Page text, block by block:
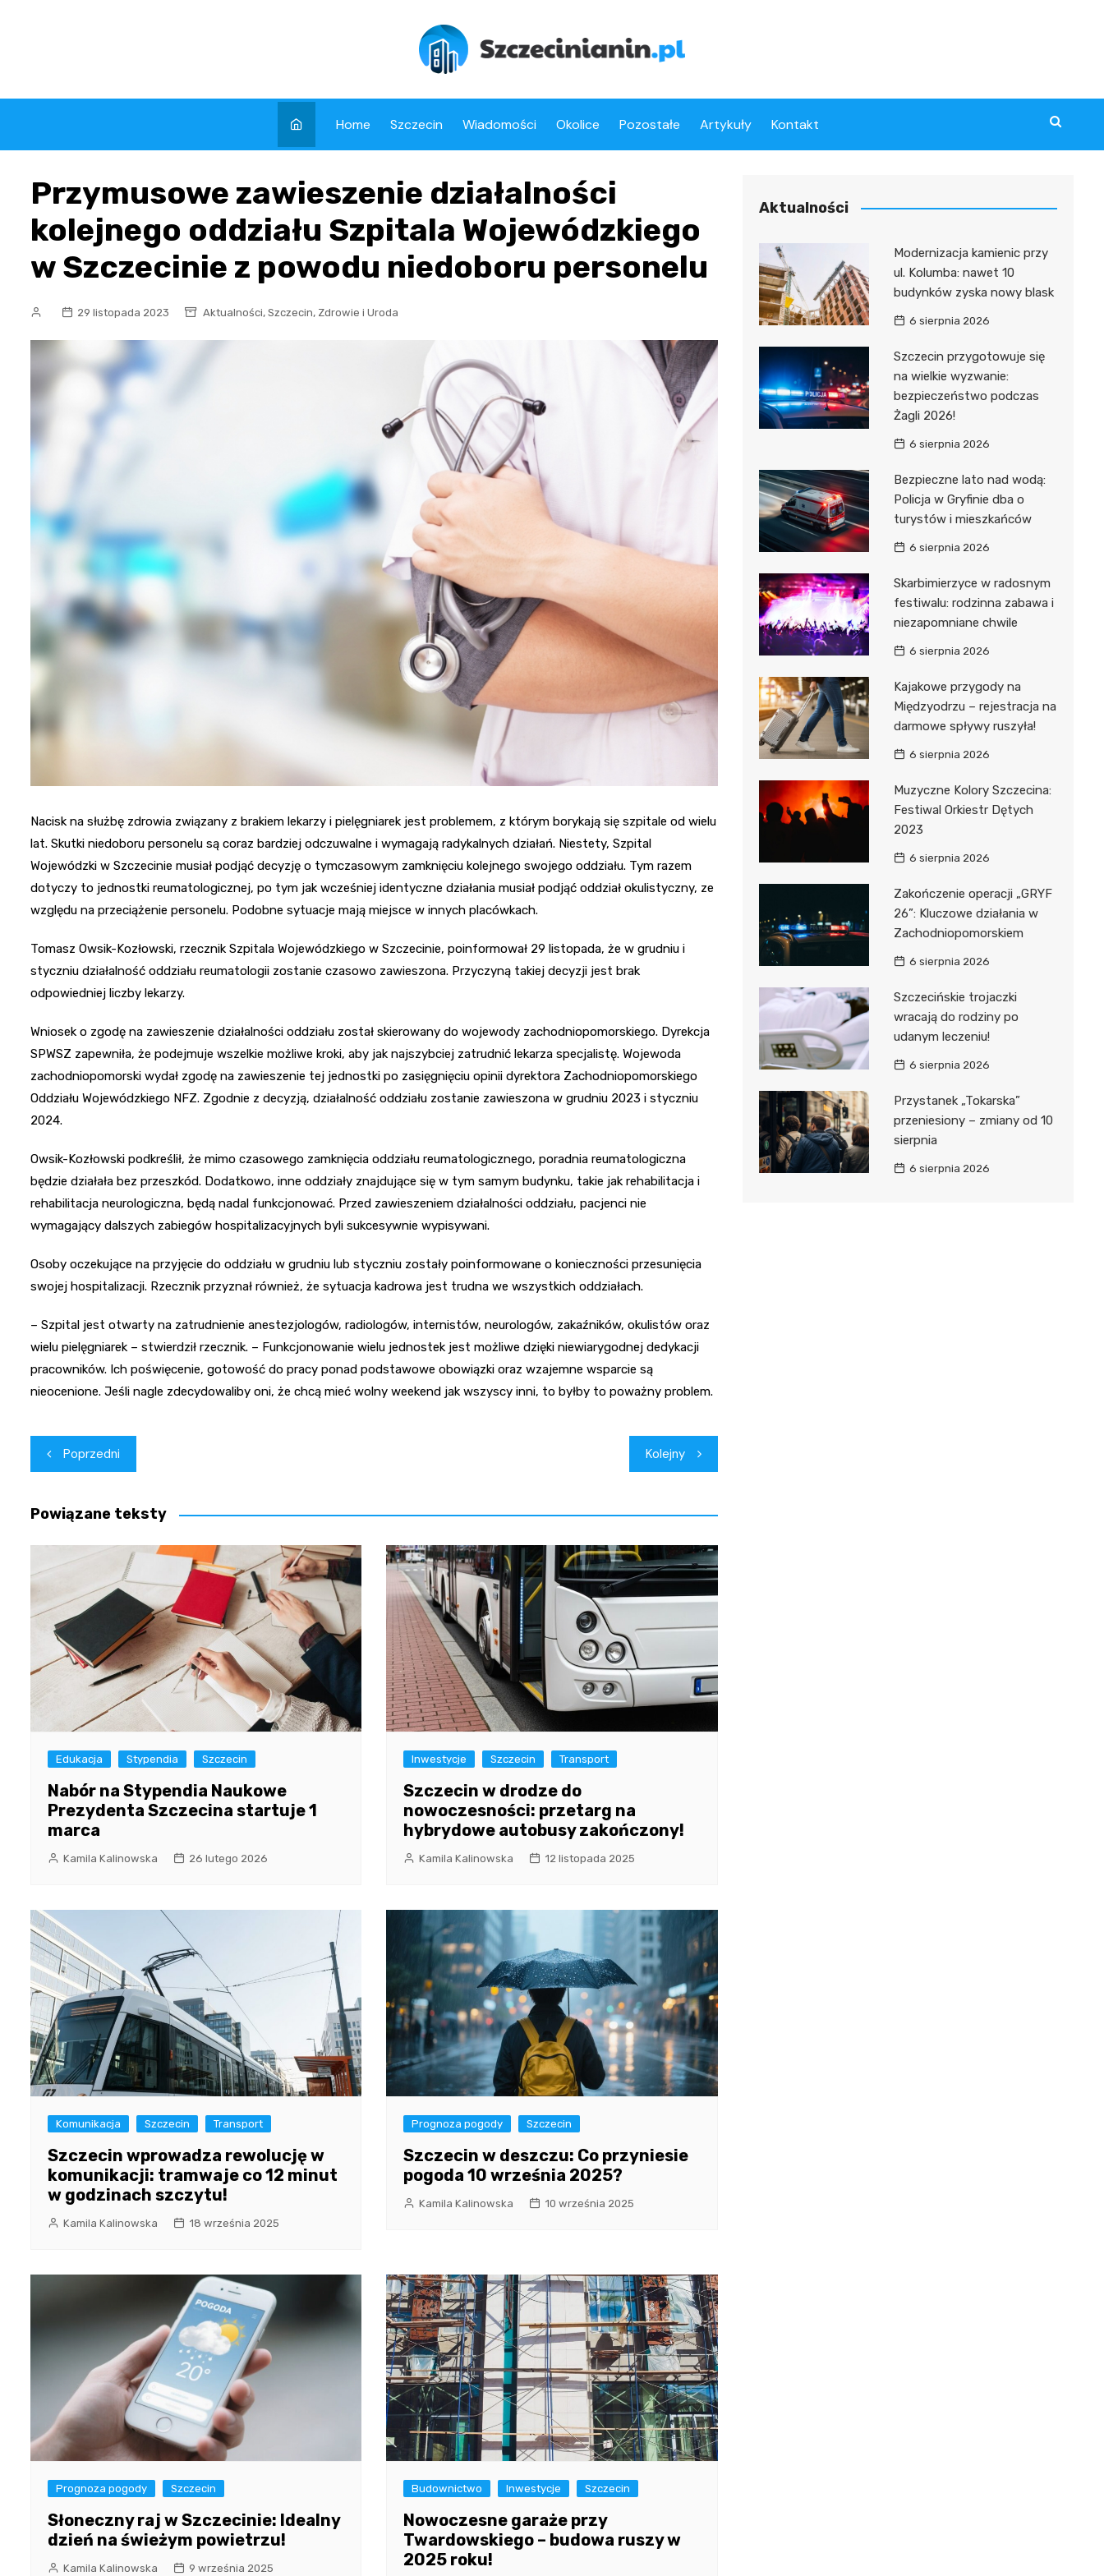
Home Szczecin Wiadomości Okolice Pozostałe Artykuły Kontakt
Przymusowe zawieszenie działalności
kolejnego oddziału Szpitala Wojewódzkiego
w Szczecinie z powodu niedoboru personelu
29 listopada 2023 Aktualności, Szczecin, Zdrowie i Uroda
Nacisk na służbę zdrowia związany z brakiem lekarzy i pielęgniarek jest problemem, z którym borykają się szpitale od wielu
lat. Skutki niedoboru personelu są coraz bardziej odczuwalne i wymagają radykalnych działań. Niestety, Szpital
Wojewódzki w Szczecinie musiał podjąć decyzję o tymczasowym zamknięciu kolejnego swojego oddziału. Tym razem
dotyczy to jednostki reumatologicznej, po tym jak wcześniej identyczne działania musiał podjąć oddział okulistyczny, ze
względu na przeciążenie personelu. Podobne sytuacje mają miejsce w innych placówkach.
Tomasz Owsik-Kozłowski, rzecznik Szpitala Wojewódzkiego w Szczecinie, poinformował 29 listopada, że w grudniu i
styczniu działalność oddziału reumatologii zostanie czasowo zawieszona. Przyczyną takiej decyzji jest brak
odpowiedniej liczby lekarzy.
Wniosek o zgodę na zawieszenie działalności oddziału został skierowany do wojewody zachodniopomorskiego. Dyrekcja
SPWSZ zapewniła, że podejmuje wszelkie możliwe kroki, aby jak najszybciej zatrudnić lekarza specjalistę. Wojewoda
zachodniopomorski wydał zgodę na zawieszenie tej jednostki po zasięgnięciu opinii dyrektora Zachodniopomorskiego
Oddziału Wojewódzkiego NFZ. Zgodnie z decyzją, działalność oddziału zostanie zawieszona w grudniu 2023 i styczniu
2024.
Owsik-Kozłowski podkreślił, że mimo czasowego zamknięcia oddziału reumatologicznego, poradnia reumatologiczna
będzie działała bez przeszkód. Dodatkowo, inne oddziały znajdujące się w tym samym budynku, takie jak rehabilitacja i
rehabilitacja neurologiczna, będą nadal funkcjonować. Przed zawieszeniem działalności oddziału, pacjenci nie
wymagający dalszych zabiegów hospitalizacyjnych byli sukcesywnie wypisywani.
Osoby oczekujące na przyjęcie do oddziału w grudniu lub styczniu zostały poinformowane o konieczności przesunięcia
swojej hospitalizacji. Rzecznik przyznał również, że sytuacja kadrowa jest trudna we wszystkich oddziałach.
– Szpital jest otwarty na zatrudnienie anestezjologów, radiologów, internistów, neurologów, zakaźników, okulistów oraz
wielu pielęgniarek – stwierdził rzecznik. – Funkcjonowanie wielu jednostek jest możliwe dzięki niewiarygodnej dedykacji
pracowników. Ich poświęcenie, gotowość do pracy ponad podstawowe obowiązki oraz wzajemne wsparcie są
nieocenione. Jeśli nagle zdecydowaliby oni, że chcą mieć wolny weekend jak wszyscy inni, to byłby to poważny problem.
Nawigacja
wpisu
Poprzedni Kolejny
Powiązane teksty
Edukacja Stypendia Szczecin
Nabór na Stypendia Naukowe
Prezydenta Szczecina startuje 1
marca
Kamila Kalinowska 26 lutego 2026
Inwestycje Szczecin Transport
Szczecin w drodze do
nowoczesności: przetarg na
hybrydowe autobusy zakończony!
Kamila Kalinowska 12 listopada 2025
Komunikacja Szczecin Transport
Szczecin wprowadza rewolucję w
komunikacji: tramwaje co 12 minut
w godzinach szczytu!
Kamila Kalinowska 18 września 2025
Prognoza pogody Szczecin
Szczecin w deszczu: Co przyniesie
pogoda 10 września 2025?
Kamila Kalinowska 10 września 2025
Prognoza pogody Szczecin
Słoneczny raj w Szczecinie: Idealny
dzień na świeżym powietrzu!
Kamila Kalinowska 9 września 2025
Budownictwo Inwestycje Szczecin
Nowoczesne garaże przy
Twardowskiego – budowa ruszy w
2025 roku!
Aktualności
Modernizacja kamienic przy
ul. Kolumba: nawet 10
budynków zyska nowy blask
6 sierpnia 2026
Szczecin przygotowuje się
na wielkie wyzwanie:
bezpieczeństwo podczas
Żagli 2026!
6 sierpnia 2026
Bezpieczne lato nad wodą:
Policja w Gryfinie dba o
turystów i mieszkańców
6 sierpnia 2026
Skarbimierzyce w radosnym
festiwalu: rodzinna zabawa i
niezapomniane chwile
6 sierpnia 2026
Kajakowe przygody na
Międzyodrzu – rejestracja na
darmowe spływy ruszyła!
6 sierpnia 2026
Muzyczne Kolory Szczecina:
Festiwal Orkiestr Dętych
2023
6 sierpnia 2026
Zakończenie operacji „GRYF
26”: Kluczowe działania w
Zachodniopomorskiem
6 sierpnia 2026
Szczecińskie trojaczki
wracają do rodziny po
udanym leczeniu!
6 sierpnia 2026
Przystanek „Tokarska”
przeniesiony – zmiany od 10
sierpnia
6 sierpnia 2026